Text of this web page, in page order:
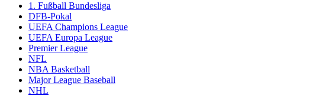
1. Fußball Bundesliga
DFB-Pokal
UEFA Champions League
UEFA Europa League
Premier League
NFL
NBA Basketball
Major League Baseball
NHL